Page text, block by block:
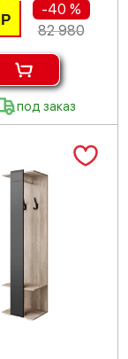
Р
-40 %
82 980
под заказ